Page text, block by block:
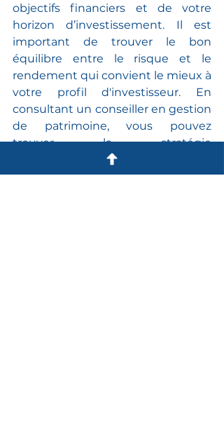
objectifs financiers et de votre
horizon d’investissement. Il est
important de trouver le bon
équilibre entre le risque et le
rendement qui convient le mieux à
votre profil d'investisseur. En
consultant un conseiller en gestion
de patrimoine, vous pouvez
trouver la stratégie
d'investissement qui convient le
mieux à vos besoins.